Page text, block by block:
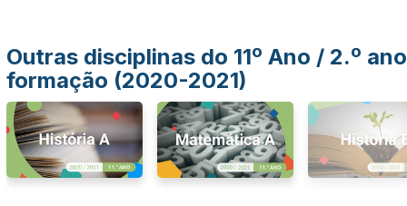
Outras disciplinas do 11º Ano / 2.º ano
formação (2020-2021)